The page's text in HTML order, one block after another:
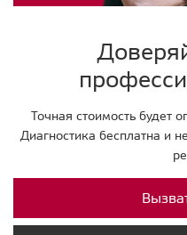
Точная стоимость будет
Диагностика бесплатна и